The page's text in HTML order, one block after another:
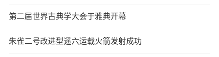
第二届世界古典学大会于雅典开幕
朱雀二号改进型遥六运载火箭发射成功